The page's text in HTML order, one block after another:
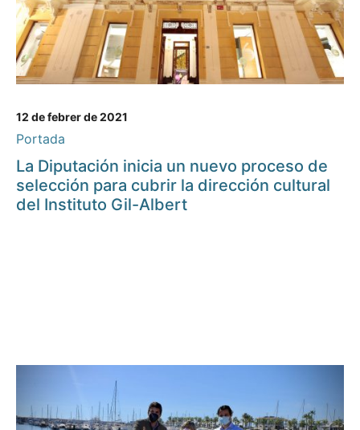
12 de febrer de 2021
Portada
La Diputación inicia un nuevo proceso de
selección para cubrir la dirección cultural
del Instituto Gil-Albert